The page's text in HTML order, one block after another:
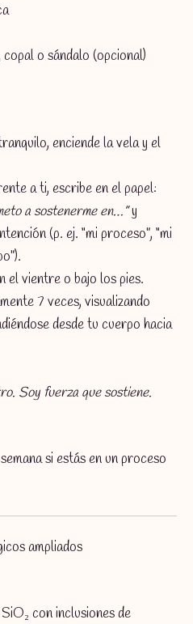
o sándalo (opcional)
enciende la vela y el
a ti, escribe en el papel:
a sostenerme en…”y
(p. ej. “mi proceso”, “mi
el vientre o bajo los pies.
7 veces, visualizando
desde tu cuerpo hacia
Soy fuerza que sostiene.
si estás en un proceso
ampliados
con inclusiones de